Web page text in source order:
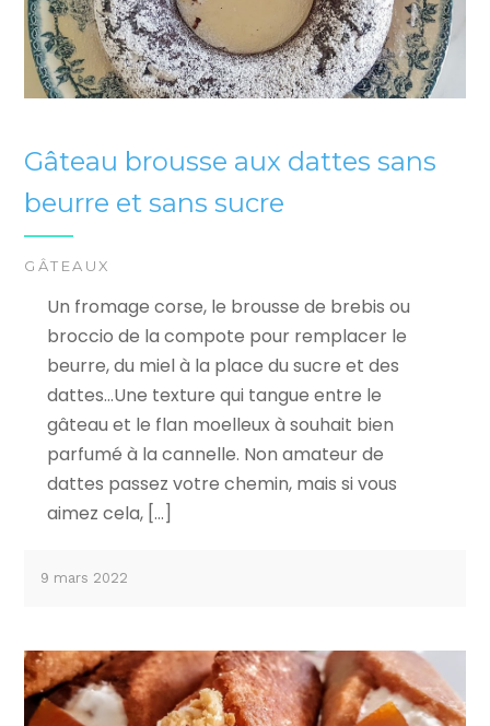
Gâteau brousse aux dattes sans
beurre et sans sucre
GÂTEAUX
Un fromage corse, le brousse de brebis ou
broccio de la compote pour remplacer le
beurre, du miel à la place du sucre et des
dattes…Une texture qui tangue entre le
gâteau et le flan moelleux à souhait bien
parfumé à la cannelle. Non amateur de
dattes passez votre chemin, mais si vous
aimez cela, […]
9 mars 2022